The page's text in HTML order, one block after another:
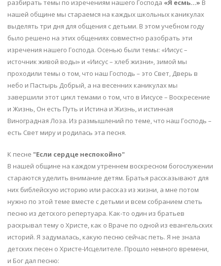
разбирать темы по изречениям нашего Господа «Я есмь…» В
нашей общине мы стараемся на каждых школьных каникулах
выделять три дня для общения с детьми. В этом учебном году
было решено на этих общениях совместно разобрать эти
изречения нашего Господа. Осенью были темы: «Иисус –
источник живой воды» и «Иисус – хлеб жизни», зимой мы
проходили темы о том, что наш Господь – это Свет, Дверь в
небо и Пастырь Добрый, а на весенних каникулах мы
завершили этот цикл темами о том, что в Иисусе – Воскресение
и Жизнь, Он есть Путь и Истина и Жизнь, и истинная
Виноградная Лоза. Из размышлений по теме, что наш Господь –
есть Свет миру и родилась эта песня.
К песне "Если сердце неспокойно"
В нашей общине на каждом утреннем воскресном богослужении
стараются уделить внимание детям. Братья рассказывают для
них библейскую историю или рассказ из жизни, а мне потом
нужно по этой теме вместе с детьми и всем собранием спеть
песню из детского репертуара. Как-то один из братьев
раскрывал тему о Христе, как о Враче по одной из евангельских
историй. Я задумалась, какую песню сейчас петь. Я не знала
детских песен о Христе-Исцелителе. Прошло немного времени,
и Бог дал песню: